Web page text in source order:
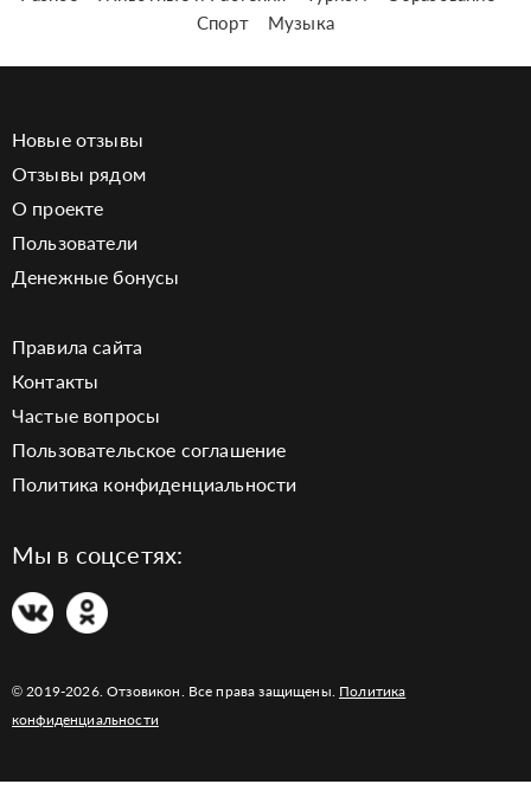
Спорт
Музыка
Новые отзывы
Отзывы рядом
О проекте
Пользователи
Денежные бонусы
Правила сайта
Контакты
Частые вопросы
Пользовательское соглашение
Политика конфиденциальности
Мы в соцсетях:
© 2019-2026. Отзовикон. Все права защищены. Политика
конфиденциальности